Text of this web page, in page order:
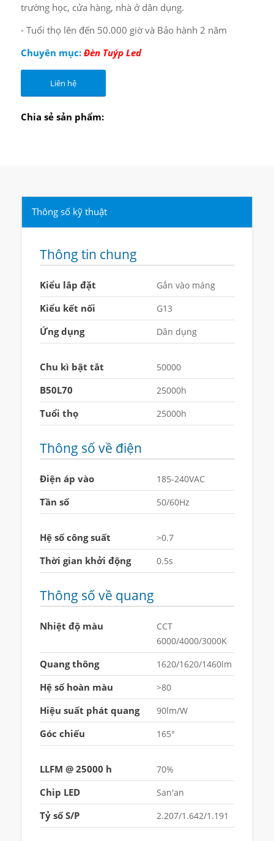
trường học, cửa hàng, nhà ở dân dụng.
- Tuổi thọ lên đến 50.000 giờ và Bảo hành 2 năm
Chuyên mục: Đèn Tuýp Led
Liên hệ
Chia sẻ sản phẩm:
Thông số kỹ thuật
Thông tin chung
Kiểu lắp đặt Gắn vào máng
Kiểu kết nối G13
Ứng dụng Dân dụng
Chu kì bật tắt 50000
B50L70 25000h
Tuổi thọ 25000h
Thông số về điện
Điện áp vào 185-240VAC
Tần số 50/60Hz
Hệ số công suất >0.7
Thời gian khởi động 0.5s
Thông số về quang
Nhiệt độ màu
CCT
6000/4000/3000K
Quang thông 1620/1620/1460lm
Hệ số hoàn màu >80
Hiệu suất phát quang 90lm/W
Góc chiếu 165°
LLFM @ 25000 h 70%
Chip LED San'an
Tỷ số S/P 2.207/1.642/1.191